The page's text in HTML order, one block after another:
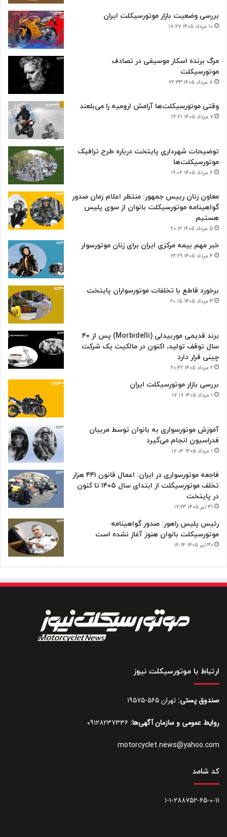
بررسی وضعیت بازار موتورسیکلت ایران
۱۰ مرداد ۱۴۰۵ ۱۸:۲۷
مرگ برنده اسکار موسیقی در تصادف
موتورسیکلت
۸ مرداد ۱۴۰۵ ۲۲:۳۳
وقتی موتورسیکلت‌ها آرامش ارومیه را می‌بلعند
۷ مرداد ۱۴۰۵ ۲۲:۲۱
توضیحات شهرداری پایتخت درباره طرح ترافیک
موتورسیکلت‌ها
۶ مرداد ۱۴۰۵ ۱۹:۰۶
معاون زنان رییس جمهور: منتظر اعلام زمان صدور
گواهینامه موتورسیکلت بانوان از سوی پلیس
هستیم
۵ مرداد ۱۴۰۵ ۲۰:۱۲
خبر مهم بیمه مرکزی ایران برای زنان موتورسوار
۴ مرداد ۱۴۰۵ ۲۲:۲۹
برخورد قاطع با تخلفات موتورسواران پایتخت
۳ مرداد ۱۴۰۵ ۲۰:۱۵
برند قدیمی موربیدلی (Morbidelli) پس از ۴۰
سال توقف تولید، اکنون در مالکیت یک شرکت
چینی قرار دارد
۲ مرداد ۱۴۰۵ ۲۰:۴۲
بررسی بازار موتورسیکلت ایران
۱ مرداد ۱۴۰۵ ۱۷:۱۷
آموزش موتورسواری به بانوان توسط مربیان
فدراسیون انجام می‌گیرد
۱ مرداد ۱۴۰۵ ۱۷:۰۴
فاجعه موتورسواری در ایران: اعمال قانون ۴۴۱ هزار
تخلف موتورسیکلت از ابتدای سال ۱۴۰۵ تا کنون
در پایتخت
۳۱ تیر ۱۴۰۵ ۱۷:۲۳
رئیس پلیس راهور: صدور گواهینامه
موتورسیکلت بانوان هنوز آغاز نشده است
۳۰ تیر ۱۴۰۵ ۱۶:۱۴
ارتباط با موتورسیکلت نیوز
صندوق پستی: تهران ۵۶۵-۱۹۵۷۵
روایط عمومی و سازمان آگهی‌ها:
motorcyclet.news@yahoo.com
کد شامد
۱-۱-۲۸۸۷۵۲-۶۵-۰-۱۱